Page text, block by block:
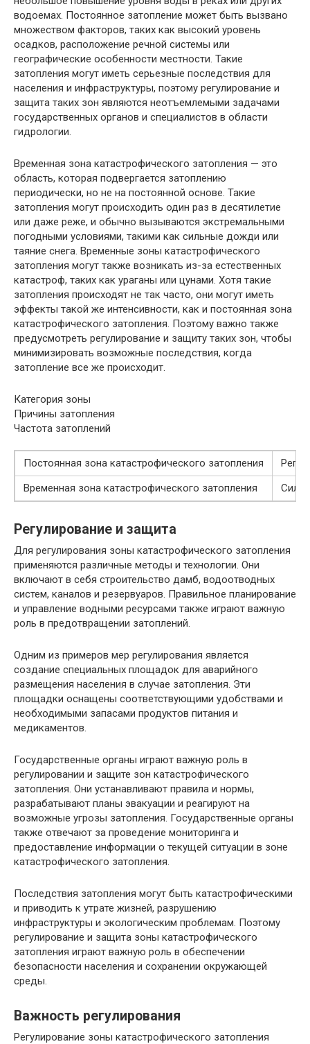
водоемах. Постоянное затопление может быть вызвано
множеством факторов, таких как высокий уровень
осадков, расположение речной системы или
географические особенности местности. Такие
затопления могут иметь серьезные последствия для
населения и инфраструктуры, поэтому регулирование и
защита таких зон являются неотъемлемыми задачами
государственных органов и специалистов в области
гидрологии.
Временная зона катастрофического затопления — это
область, которая подвергается затоплению
периодически, но не на постоянной основе. Такие
затопления могут происходить один раз в десятилетие
или даже реже, и обычно вызываются экстремальными
погодными условиями, такими как сильные дожди или
таяние снега. Временные зоны катастрофического
затопления могут также возникать из-за естественных
катастроф, таких как ураганы или цунами. Хотя такие
затопления происходят не так часто, они могут иметь
эффекты такой же интенсивности, как и постоянная зона
катастрофического затопления. Поэтому важно также
предусмотреть регулирование и защиту таких зон, чтобы
минимизировать возможные последствия, когда
затопление все же происходит.
Категория зоны
Причины затопления
Частота затоплений
Постоянная зона катастрофического затопления
Временная зона катастрофического затопления
Регулирование и защита
Для регулирования зоны катастрофического затопления
применяются различные методы и технологии. Они
включают в себя строительство дамб, водоотводных
систем, каналов и резервуаров. Правильное планирование
и управление водными ресурсами также играют важную
роль в предотвращении затоплений.
Одним из примеров мер регулирования является
создание специальных площадок для аварийного
размещения населения в случае затопления. Эти
площадки оснащены соответствующими удобствами и
необходимыми запасами продуктов питания и
медикаментов.
Государственные органы играют важную роль в
регулировании и защите зон катастрофического
затопления. Они устанавливают правила и нормы,
разрабатывают планы эвакуации и реагируют на
возможные угрозы затопления. Государственные органы
также отвечают за проведение мониторинга и
предоставление информации о текущей ситуации в зоне
катастрофического затопления.
Последствия затопления могут быть катастрофическими
и приводить к утрате жизней, разрушению
инфраструктуры и экологическим проблемам. Поэтому
регулирование и защита зоны катастрофического
затопления играют важную роль в обеспечении
безопасности населения и сохранении окружающей
среды.
Важность регулирования
Регулирование зоны катастрофического затопления